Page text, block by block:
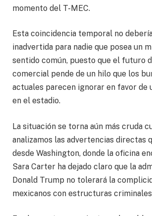
momento del T-MEC.
Esta coincidencia temporal no
inadvertida para nadie que posea un
sentido común, puesto que el futuro
comercial pende de un hilo que los
actuales parecen ignorar en favor de
en el estadio.
La situación se torna aún más cruda
analizamos las advertencias directas
desde Washington, donde la oficina
Sara Carter ha dejado claro que la
Donald Trump no tolerará la
mexicanos con estructuras